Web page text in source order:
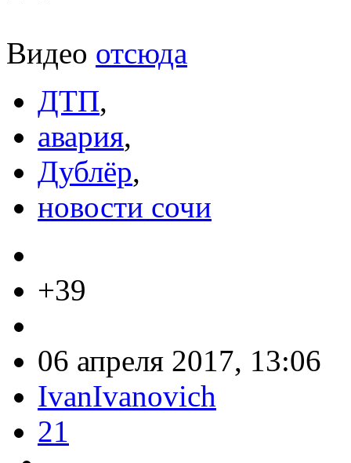
Видео отсюда
ДТП,
авария,
Дублёр,
новости сочи
+39
06 апреля 2017, 13:06
IvanIvanovich
21